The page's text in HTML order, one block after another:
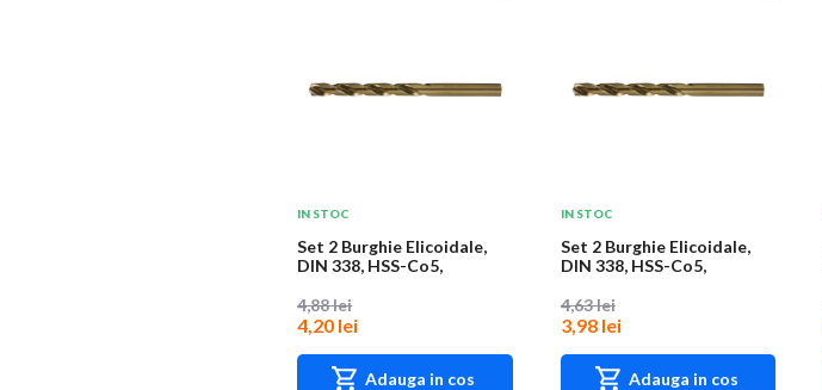
IN STOC
Set 2 Burghie Elicoidale,
DIN 338, HSS-Co5,
4,88 lei
4,20 lei
Adauga in cos
IN STOC
Set 2 Burghie Elicoidale,
DIN 338, HSS-Co5,
4,63 lei
3,98 lei
Adauga in cos